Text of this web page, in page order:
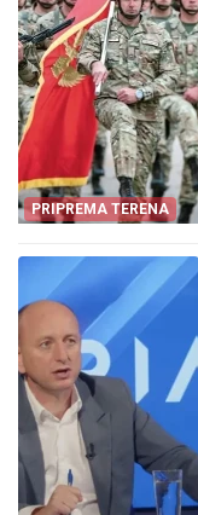
PRIPREMA TERENA